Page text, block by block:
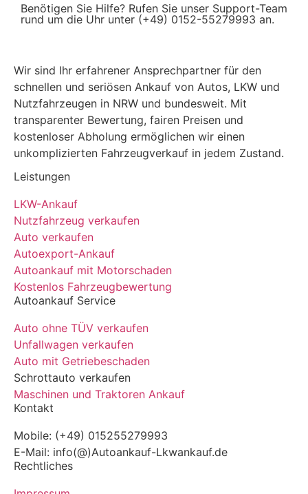
Benötigen Sie Hilfe? Rufen Sie unser Support-Team
rund um die Uhr unter (+49) 0152-55279993 an.
Wir sind Ihr erfahrener Ansprechpartner für den
schnellen und seriösen Ankauf von Autos, LKW und
Nutzfahrzeugen in NRW und bundesweit. Mit
transparenter Bewertung, fairen Preisen und
kostenloser Abholung ermöglichen wir einen
unkomplizierten Fahrzeugverkauf in jedem Zustand.
Leistungen
LKW-Ankauf
Nutzfahrzeug verkaufen
Auto verkaufen
Autoexport-Ankauf
Autoankauf mit Motorschaden
Kostenlos Fahrzeugbewertung
Autoankauf Service
Auto ohne TÜV verkaufen
Unfallwagen verkaufen
Auto mit Getriebeschaden
Schrottauto verkaufen
Maschinen und Traktoren Ankauf
Kontakt
Mobile: (+49) 015255279993
E-Mail: info(@)Autoankauf-Lkwankauf.de
Rechtliches